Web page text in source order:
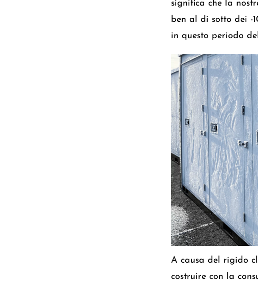
significa che la
ben al di sotto dei -
in questo periodo
A causa del rigido
costruire con la